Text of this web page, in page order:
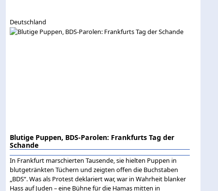
Deutschland
Blutige Puppen, BDS-Parolen: Frankfurts Tag der
Schande
In Frankfurt marschierten Tausende, sie hielten Puppen in
blutgetränkten Tüchern und zeigten offen die Buchstaben
„BDS“. Was als Protest deklariert war, war in Wahrheit blanker
Hass auf Juden – eine Bühne für die Hamas mitten in